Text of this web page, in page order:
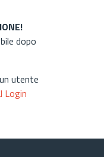
dopo
utente
Login